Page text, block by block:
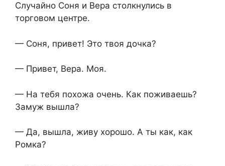
Случайно Соня и Вера столкнулись в
торговом центре.
— Соня, привет! Это твоя дочка?
— Привет, Вера. Моя.
— На тебя похожа очень. Как поживаешь?
Замуж вышла?
— Да, вышла, живу хорошо. А ты как, как
Ромка?